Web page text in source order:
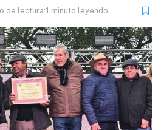
de lectura:1 minuto leyendo